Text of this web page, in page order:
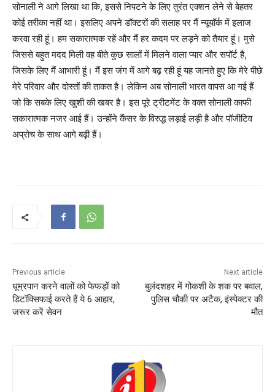
सोनाली ने आगे लिखा था कि, इससे निपटने के लिए तुरंत एक्शन लेने से बेहतर
कोई तरीका नहीं था। इसलिए अपने डॉक्टरों की सलाह पर मैं न्यूयॉर्क में इलाज
करवा रही हूं। हम सकारात्मक रहें और मैं हर कदम पर लड़ने को तैयार हूं। मुसे
जिससे बहुत मदद मिली वह बीते कुछ सालों में मिलने वाला प्यार और सपॉर्ट है,
जिसके लिए मैं आभारी हूं। मैं इस जंग में आगे बढ़ रही हूं यह जानते हुए कि मेरे पीछे
मेरे परिवार और दोस्तों की ताकत है। लेकिन अब सोनाली भारत वापस आ गई हैं
जो कि सबके लिए खुशी की खबर है। इस पूरे ट्रीटमेंट के वक्त सोनाली काफी
सकारात्मक नजर आई हैं। उन्होंने कैंसर के विरुद्ध लड़ाई लड़ी है और पॉजीटिव
अप्रोच के साथ आगे बढ़ी हैं।
Previous article
धूम्रपान करने वालों को फेफड़ों को
डिटॉक्सिफाई करते हैं ये 6 आहार,
जरूर करें सेवन
Next article
बुलंदशहर में गोकशी के शक पर बवाल,
पुलिस चौकी पर अटैक, इंस्पेक्टर की
मौत